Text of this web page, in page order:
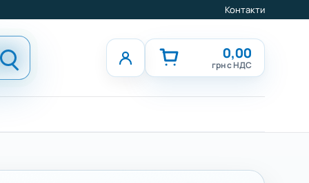
Контакти
0,00
грн с НДС